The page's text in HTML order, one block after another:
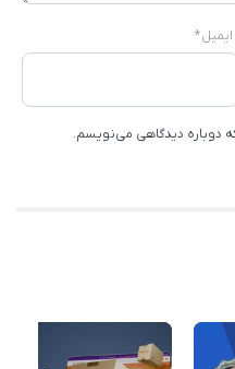
ایمیل*
که دوباره دیدگاهی می‌نویسم.